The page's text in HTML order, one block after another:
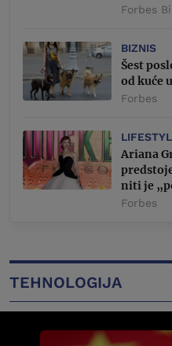
Forbes
BIZNIS
Šest
od kuće
Forbes
Ariana
niti je
Forbes
TEHNOLOGIJA